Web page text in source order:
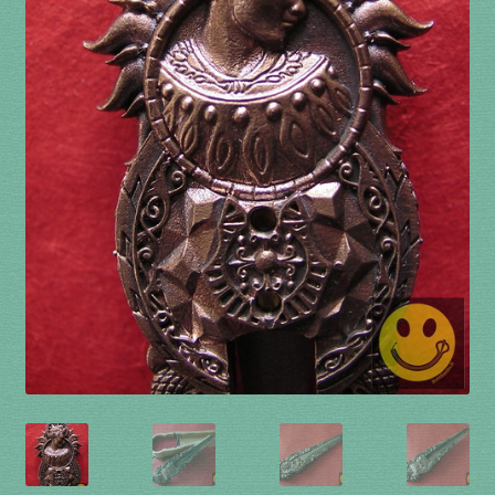
accordée
ACCUEIL
CERFS VOLANTS
Commande
Comment fabriquer une guimbarde….
Comment jouer de la guimbarde….
légales